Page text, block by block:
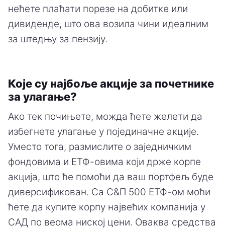
нећете плаћати порезе на добитке или
дивиденде, што ова возила чини идеалним
за штедњу за пензију.
Које су најбоље акције за почетнике
за улагање?
Ако тек почињете, можда ћете желети да
избегнете улагање у појединачне акције.
Уместо тога, размислите о заједничким
фондовима и ЕТФ-овима који држе корпе
акција, што ће помоћи да ваш портфељ буде
диверсификован. Са С&П 500 ЕТФ-ом моћи
ћете да купите корпу највећих компанија у
САД по веома ниској цени. Оваква средства